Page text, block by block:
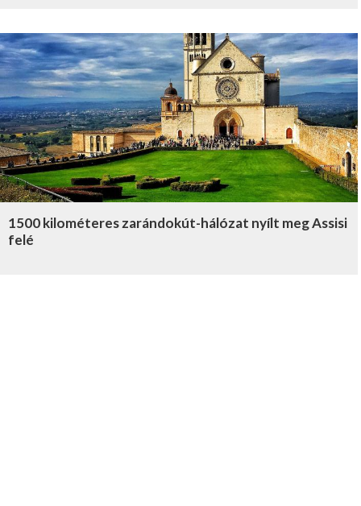
1500 kilométeres zarándokút-hálózat nyílt meg Assisi
felé